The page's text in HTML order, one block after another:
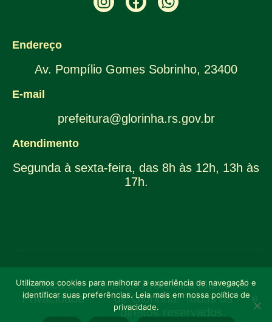
Endereço
Av. Pompílio Gomes Sobrinho, 23400
E-mail
prefeitura@glorinha.rs.gov.br
Atendimento
Segunda à sexta-feira, das 8h às 12h, 13h às
17h.
Política de
Privacidade
© 2026 Prefeitura Municipal
de Glorinha. Todos os
direitos reservados.
Utilizamos cookies para melhorar a experiência de navegação e
identificar suas preferências. Leia mais em nossa política de
privacidade.